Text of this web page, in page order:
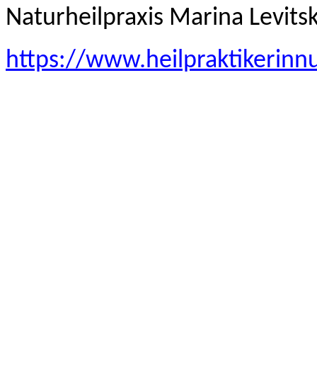
Naturheilpraxis Marina
https://